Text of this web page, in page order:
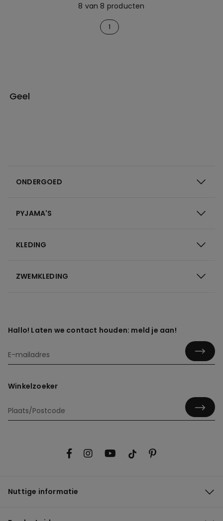
8 van 8 producten
1
Geel
ONDERGOED
PYJAMA'S
KLEDING
ZWEMKLEDING
Hallo! Laten we contact houden: meld je aan!
Winkelzoeker
Nuttige informatie